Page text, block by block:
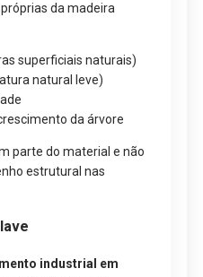
da madeira
superficiais naturais)
natural leve)
da árvore
parte do material e não
estrutural nas
industrial em